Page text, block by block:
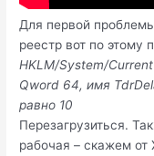
Для первой
реестр вот по этому
HKLM/System/
Qword 64, имя
равно 10
Перезагрузиться.
рабочая – скажем от